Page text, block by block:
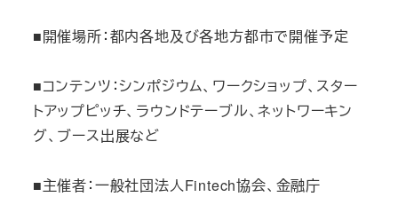
■開催場所：都内各地及び各地方都市で開催予定
■コンテンツ：シンポジウム、ワークショップ、スター
トアップピッチ、ラウンドテーブル、ネットワーキン
グ、ブース出展など
■主催者：一般社団法人Fintech協会、金融庁